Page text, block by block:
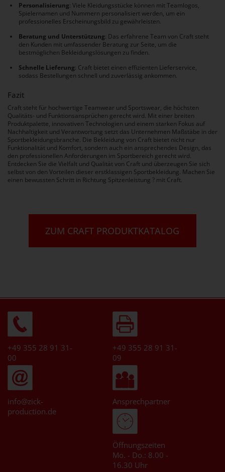
Personalisierung: Viele Kleidungsstücke können mit Teamlogos,
Spielernamen und Nummern personalisiert werden, um ein
professionelles Erscheinungsbild zu gewährleisten.
Beratung und Unterstützung: Das erfahrene Team von Craft steht
den Kunden mit umfassender Beratung zur Seite, um die
bestmöglichen Bekleidungslösungen zu finden.
Schnelle Lieferung: Craft bietet einen effizienten Lieferservice,
sodass Bestellungen schnell und zuverlässig ankommen.
Fazit
Craft steht für hochwertige Teamwear und Sportswear, die höchsten
Qualitäts- und Funktionsansprüchen gerecht wird. Mit einer breiten
Produktpalette, innovativen Technologien und einem starken Fokus auf
Nachhaltigkeit und Verantwortung setzt das Unternehmen Maßstäbe in der
Sportbekleidungsbranche. Die Bekleidung von Craft bietet nicht nur
Funktionalität und Komfort, sondern auch ein ansprechendes Design, das
den professionellen Anforderungen im Sportbereich gerecht wird.
Entdecken Sie die Vielfalt und Qualität von Craft und überzeugen Sie sich
selbst von den Vorteilen dieser erstklassigen Sportbekleidung. Machen Sie
einen bewussten Schritt in Richtung Spitzenleistung ? mit Craft.
ZUM CRAFT PRODUKTKATALOG
+49 355 28 91 31-
00
+49 355 28 91 31-
09
info@zick-
production.de
Ansprechpartner
Öffnungszeiten
Mo. - Do.: 8.00 -
16.30 Uhr